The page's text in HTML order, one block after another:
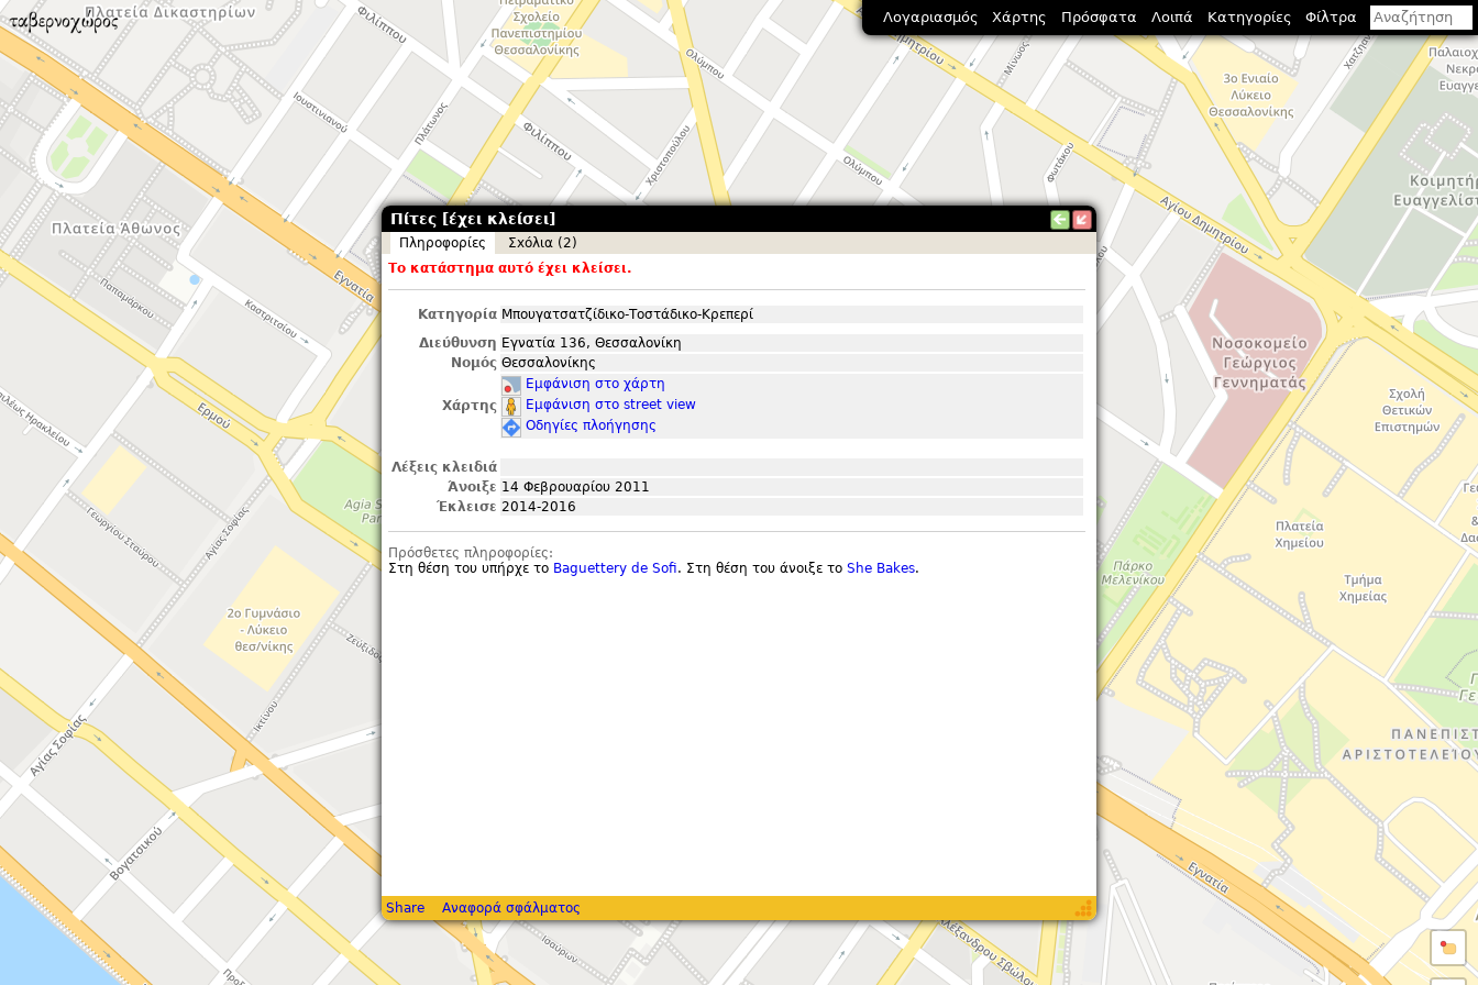
Πίτες [έχει κλείσει]
Πληροφορίες
Σxόλια (2)
Το κατάστημα αυτό έχει κλείσει.
Κατηγορία Μπουγατσατζίδικο-Τοστάδικο-Κρεπερί
Διεύθυνση Εγνατία 136, Θεσσαλονίκη
Νομός Θεσσαλονίκης
Χάρτης
Εμφάνιση στο χάρτη
Εμφάνιση στο street view
Οδηγίες πλοήγησης
Λέξεις κλειδιά
Άνοιξε 14 Φεβρουαρίου 2011
Έκλεισε 2014-2016
Πρόσθετες πληροφορίες:
Στη θέση του υπήρχε το Baguettery de Sofi. Στη θέση του άνοιξε το She Bakes.
Share Αναφορά σφάλματος
Λογαριασμός Χάρτης Πρόσφατα Λοιπά Κατηγορίες Φίλτρα